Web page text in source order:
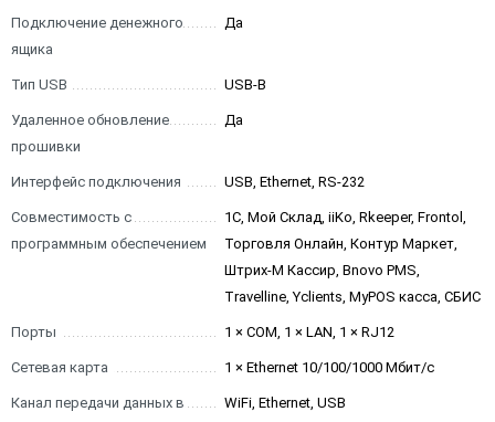
Подключение денежного
ящика
Да
Тип USB USB-B
Удаленное обновление
прошивки
Да
Интерфейс подключения USB, Ethernet, RS-232
Совместимость с
программным обеспечением
1С, Мой Склад, iiKo, Rkeeper, Frontol,
Торговля Онлайн, Контур Маркет,
Штрих-М Кассир, Bnovo PMS,
Travelline, Yclients, MyPOS касса, СБИС
Порты 1 × COM, 1 × LAN, 1 × RJ12
Сетевая карта 1 × Ethernet 10/100/1000 Мбит/с
Канал передачи данных в
WiFi, Ethernet, USB